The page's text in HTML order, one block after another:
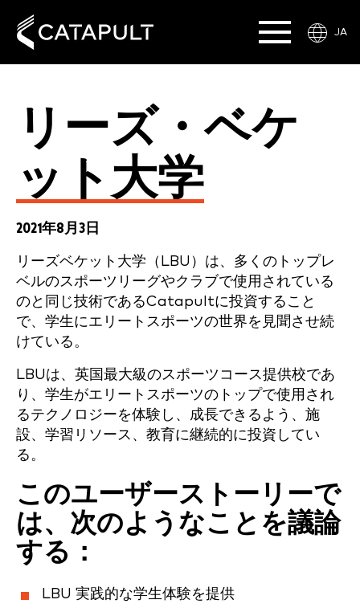
JA
リーズ・ベケ
ット大学
2021年8月3日
リーズベケット大学（LBU）は、多くのトップレ
ベルのスポーツリーグやクラブで使用されている
のと同じ技術であるCatapultに投資すること
で、学生にエリートスポーツの世界を見聞させ続
けている。
LBUは、英国最大級のスポーツコース提供校であ
り、学生がエリートスポーツのトップで使用され
るテクノロジーを体験し、成長できるよう、施
設、学習リソース、教育に継続的に投資してい
る。
このユーザーストーリーで
は、次のようなことを議論
する：
LBU 実践的な学生体験を提供